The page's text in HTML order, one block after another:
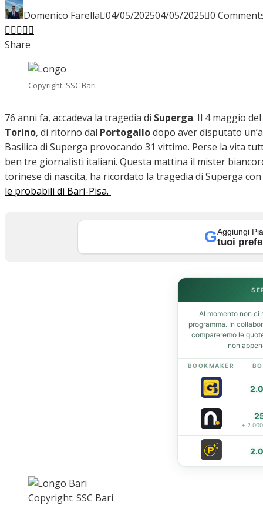
FOCUS
CALCIOMERCATO
SERIE B
Domenico Farella 04/05/202504/05/2025 0
Facebook
Twitter
LinkedIn
Pinterest
Stumbleupon
Share
Copyright: SSC Bari
76 anni fa, accadeva la tragedia di Superga. Il 4 maggio
Torino, di ritorno dal Portogallodopo aver disputato
Basilica di Superga provocando 31 vittime. Perse la vita
ben tre giornalisti italiani. Questa mattina il mister
torinese di nascita, ha ricordato la tragedia di Superga
le probabili di Bari-Pisa.
GAggiungi
tuoi
Al momento non ci
programma. In
compareremo le
non
BOOKMAKER
+
Copyright: SSC Bari